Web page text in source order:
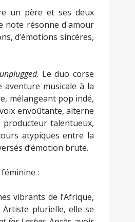
à la fois lunaire et
et les étés cap
sa passion musicale
un nouveau public
talentueuse, cette
la chanson française
,Étienne Daho, Georges
fois nostalgique et
de nombreuses
le 21 novembre. Ce
et souvenirs